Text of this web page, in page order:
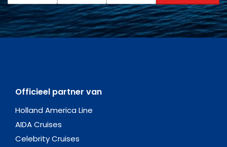
Officieel partner van
Holland America Line
AIDA Cruises
Celebrity Cruises